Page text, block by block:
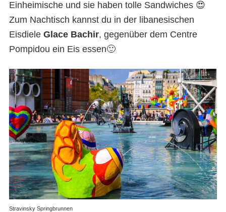
Einheimische und sie haben tolle Sandwiches 😍
Zum Nachtisch kannst du in der libanesischen
Eisdiele Glace Bachir, gegenüber dem Centre
Pompidou ein Eis essen🙂
Stravinsky Springbrunnen